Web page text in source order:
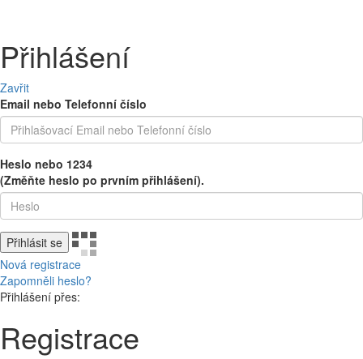
Přihlášení
Zavřit
Email nebo Telefonní číslo
Heslo nebo 1234
(Změňte heslo po prvním přihlášení).
Přihlásit se
Nová registrace
Zapomněli heslo?
Přihlášení přes:
Registrace